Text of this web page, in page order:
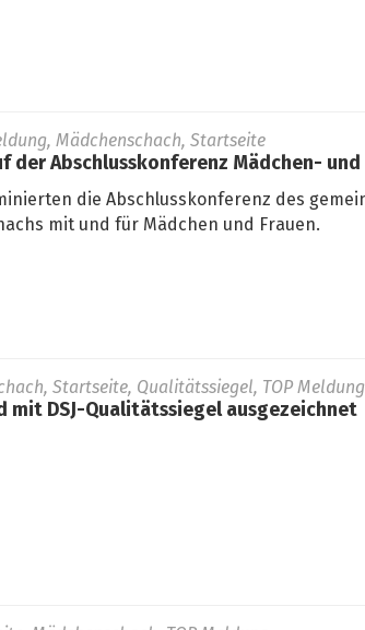
Mädchenschach, Startseite
der Abschlusskonferenz Mädchen- und
die Abschlusskonferenz des
mit und für Mädchen und Frauen.
Startseite, Qualitätssiegel, TOP Meldung
mit DSJ-Qualitätssiegel ausgezeichnet